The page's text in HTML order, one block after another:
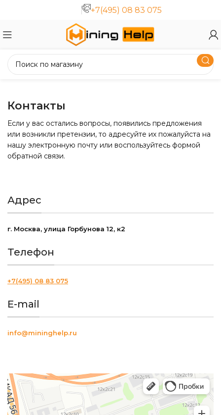
+7(495) 08 83 075
Контакты
Если у вас остались вопросы, появились предложения
или возникли претензии, то адресуйте их пожалуйста на
нашу электронную почту или воспользуйтесь формой
обратной связи.
Адрес
г. Москва, улица Горбунова 12, к2
Телефон
+7(495) 08 83 075
E-mail
info@mininghelp.ru
Майнинг Хелп
Компьютеры и комплектующие оптом в Москве